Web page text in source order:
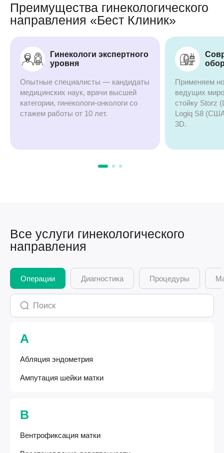
Преимущества гинекологического
направления «Бест Клиник»
Гинекологи экспертного
уровня
Опытные специалисты — кандидаты
медицинских наук, врачи высшей
категории, гинекологи-онкологи со
стажем работы от 10 лет.
Применяем
ведущих
стойку Storz
Logiq S8
3D.
Все услуги гинекологического
направления
Операции Диагностика Процедуры
А
Абляция эндометрия
Ампутация шейки матки
В
Вентрофиксация матки